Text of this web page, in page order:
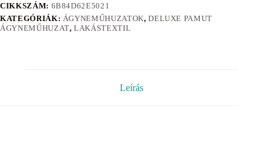
CIKKSZÁM: 6B84D62E5021
KATEGÓRIÁK: ÁGYNEMŰHUZATOK,DELUXE PAMUT
ÁGYNEMŰHUZAT,LAKÁSTEXTIL
Leírás